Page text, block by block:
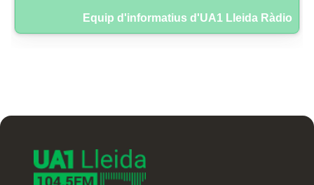
Equip d'informatius d'UA1 Lleida Ràdio